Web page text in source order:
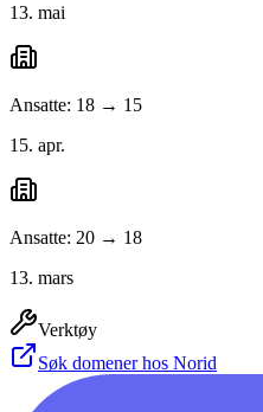
13. mai
Ansatte: 18 → 15
15. apr.
Ansatte: 20 → 18
13. mars
Verktøy
Søk domener hos Norid